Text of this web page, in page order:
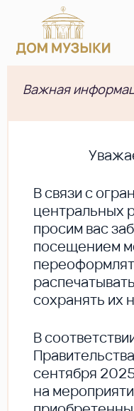
Важная
В cвязи с
центральных
просим вас
посещением
сохранять их
В
сентября
на